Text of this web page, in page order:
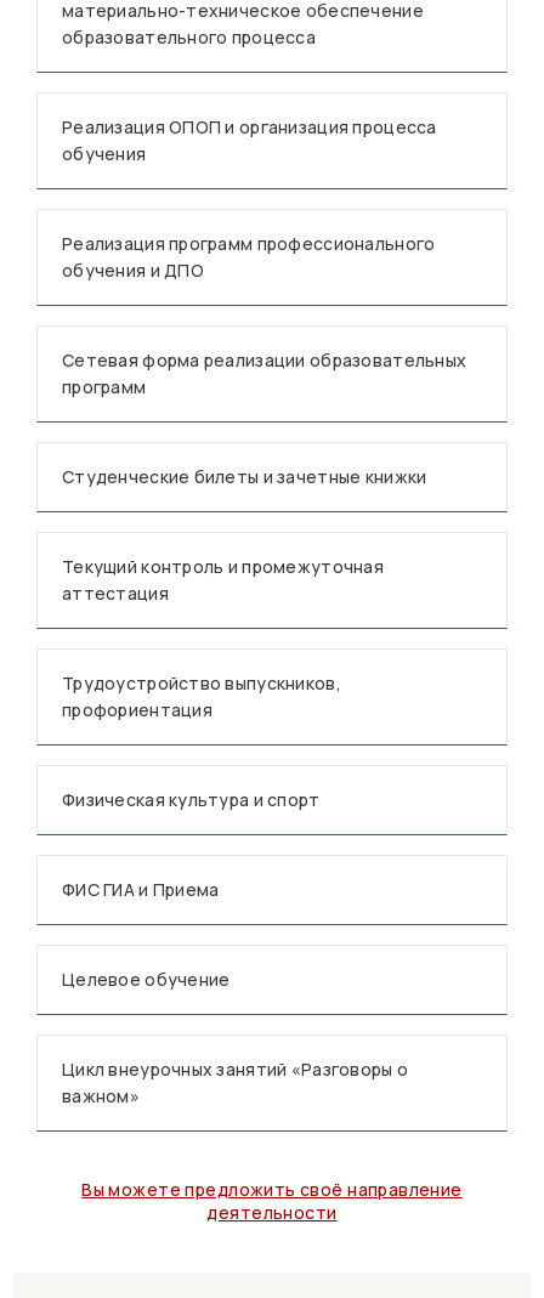
материально-техническое обеспечение
образовательного процесса
Реализация ОПОП и организация процесса
обучения
Реализация программ профессионального
обучения и ДПО
Сетевая форма реализации образовательных
программ
Студенческие билеты и зачетные книжки
Текущий контроль и промежуточная
аттестация
Трудоустройство выпускников,
профориентация
Физическая культура и спорт
ФИС ГИА и Приема
Целевое обучение
Цикл внеурочных занятий «Разговоры о
важном»
Вы можете предложить своё направление
деятельности